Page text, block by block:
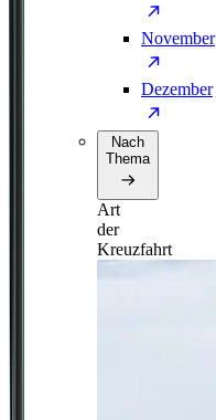
November
Dezember
Nach
Thema
Art
der
Kreuzfahrt